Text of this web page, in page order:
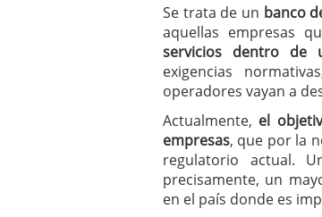
Se trata de un banco
aquellas empresas
servicios dentro de
exigencias
operadores vayan a
Actualmente, el
empresas, que por la
regulatorio actual.
precisamente, un
en el país donde es